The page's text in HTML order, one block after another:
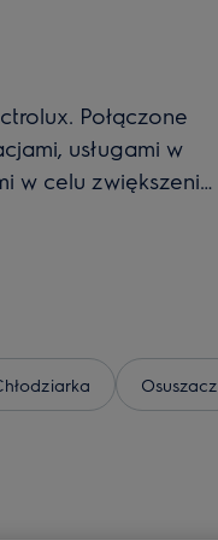
Połączone
usługami w
w celu zwiększenia
Osuszacz